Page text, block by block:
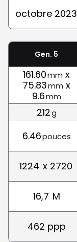
octobre 2023
Gen. 5
161.60mm x
75.83mm x
9.6mm
212g
6.46pouces
1224 x 2720
16,7 M
462 ppp